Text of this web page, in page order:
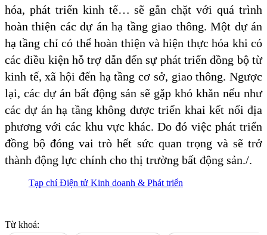
hóa, phát triển kinh tế… sẽ gắn chặt với quá trình
hoàn thiện các dự án hạ tầng giao thông. Một dự án
hạ tầng chỉ có thể hoàn thiện và hiện thực hóa khi có
các điều kiện hỗ trợ dẫn đến sự phát triển đồng bộ từ
kinh tế, xã hội đến hạ tầng cơ sở, giao thông. Ngược
lại, các dự án bất động sản sẽ gặp khó khăn nếu như
các dự án hạ tầng không được triển khai kết nối địa
phương với các khu vực khác. Do đó việc phát triển
đồng bộ đóng vai trò hết sức quan trọng và sẽ trở
thành động lực chính cho thị trường bất động sản./.
Tạp chí Điện tử Kinh doanh & Phát triển
Từ khoá: